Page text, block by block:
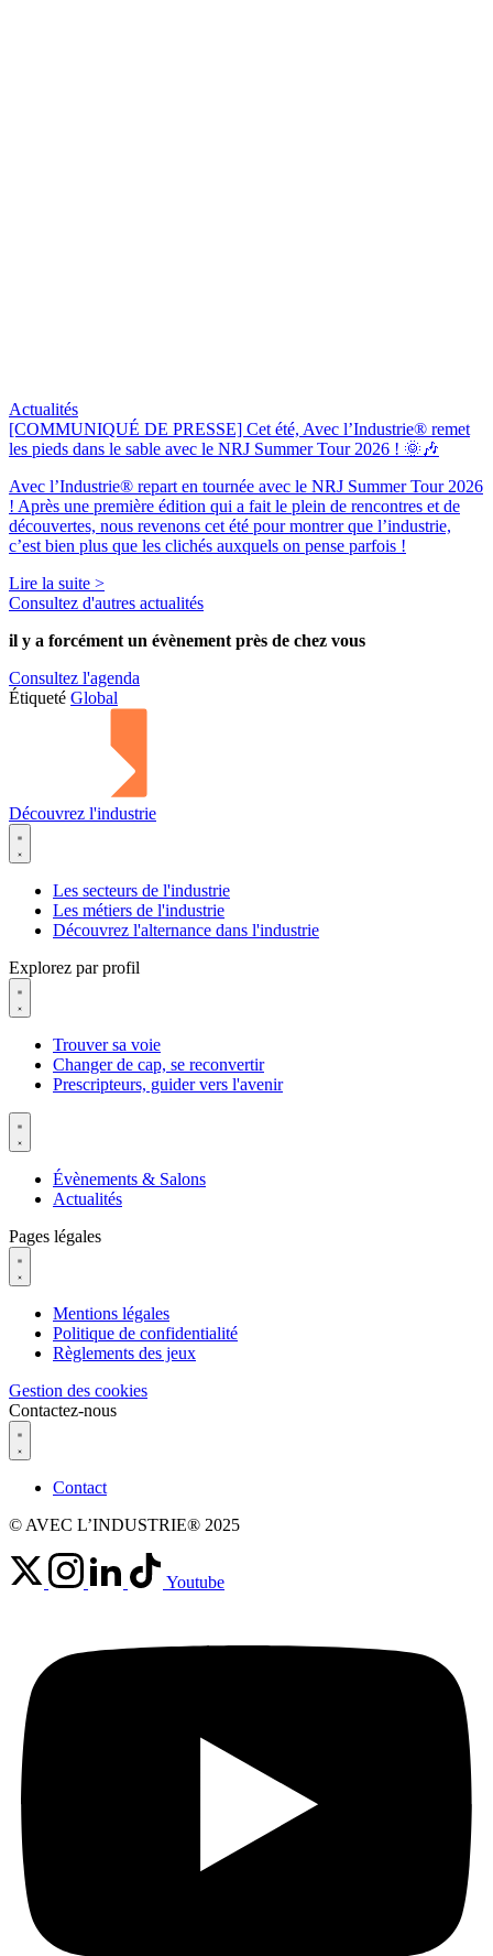
Actualités
[COMMUNIQUÉ DE PRESSE] Cet été, Avec l’Industrie® remet
les pieds dans le sable avec le NRJ Summer Tour 2026 ! 🌞🎶
Avec l’Industrie® repart en tournée avec le NRJ Summer Tour 2026
! Après une première édition qui a fait le plein de rencontres et de
découvertes, nous revenons cet été pour montrer que l’industrie,
c’est bien plus que les clichés auxquels on pense parfois !
Lire la suite >
Consultez d'autres actualités
il y a forcément un évènement près de chez vous
Consultez l'agenda
Étiqueté Global
Découvrez l'industrie
Les secteurs de l'industrie
Les métiers de l'industrie
Découvrez l'alternance dans l'industrie
Explorez par profil
Trouver sa voie
Changer de cap, se reconvertir
Prescripteurs, guider vers l'avenir
Évènements & Salons
Actualités
Pages légales
Mentions légales
Politique de confidentialité
Règlements des jeux
Gestion des cookies
Contactez-nous
Contact
© AVEC L’INDUSTRIE® 2025
Youtube